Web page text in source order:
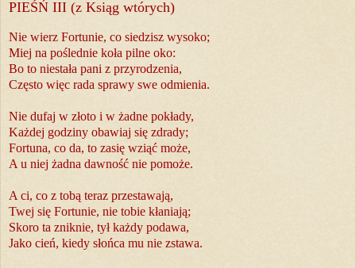
PIEŚŃ III (z Ksiąg wtórych)
Nie wierz Fortunie, co siedzisz wysoko;
Miej na poślednie koła pilne oko:
Bo to niestała pani z przyrodzenia,
Często więc rada sprawy swe odmienia.
Nie dufaj w złoto i w żadne pokłady,
Każdej godziny obawiaj się zdrady;
Fortuna, co da, to zasię wziąć może,
A u niej żadna dawność nie pomoże.
A ci, co z tobą teraz przestawają,
Twej się Fortunie, nie tobie kłaniają;
Skoro ta zniknie, tył każdy podawa,
Jako cień, kiedy słońca mu nie zstawa.